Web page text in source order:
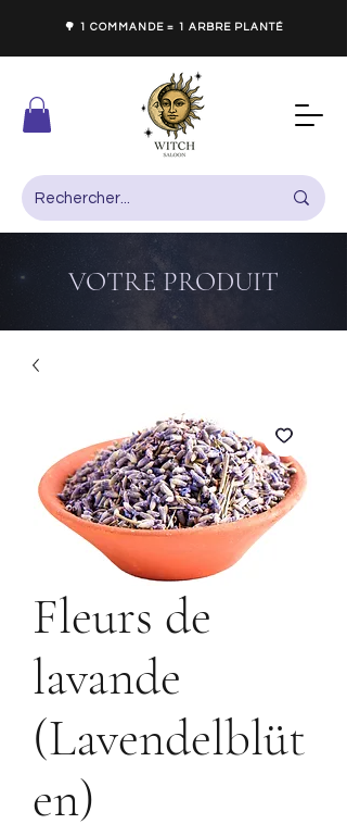
🌳 1 COMMANDE = 1 ARBRE PLANTÉ
VOTRE PRODUIT
Fleurs de
lavande
(Lavendelblüt
en)